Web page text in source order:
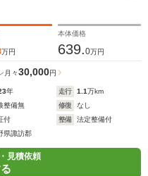
万円
本体価格
639.0万円
月々30,000円
年 走行 1.1万km
整備無 修復
なし
付 整備
法定整備付
県諏訪郡
見積依頼